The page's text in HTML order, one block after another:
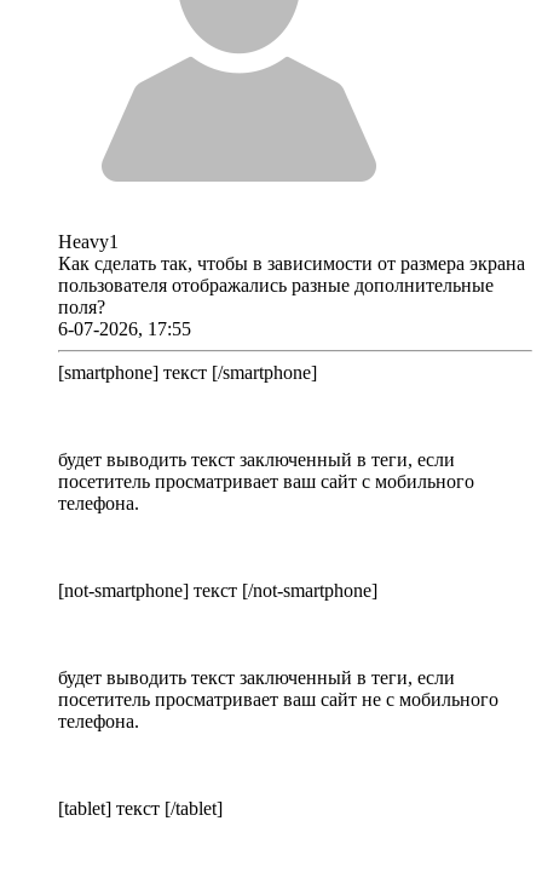
Heavy1
Как сделать так, чтобы в зависимости от размера экрана
пользователя отображались разные дополнительные
поля?
6-07-2026, 17:55
[smartphone] текст [/smartphone]
будет выводить текст заключенный в теги, если
посетитель просматривает ваш сайт с мобильного
телефона.
[not-smartphone] текст [/not-smartphone]
будет выводить текст заключенный в теги, если
посетитель просматривает ваш сайт не с мобильного
телефона.
[tablet] текст [/tablet]